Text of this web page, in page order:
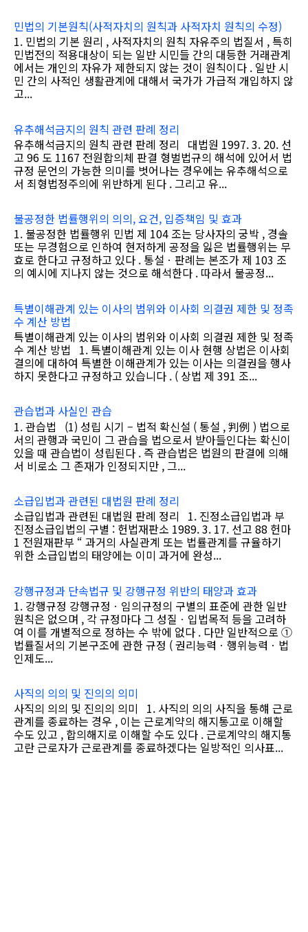
민법의 기본원칙(사적자치의 원칙과 사적자치 원칙의 수정)
1. 민법의 기본 원리 , 사적자치의 원칙 자유주의 법질서 , 특히
민법전의 적용대상이 되는 일반 시민들 간의 대등한 거래관계
에서는 개인의 자유가 제한되지 않는 것이 원칙이다 . 일반 시
민 간의 사적인 생활관계에 대해서 국가가 가급적 개입하지 않
고...
유추해석금지의 원칙 관련 판례 정리
유추해석금지의 원칙 관련 판례 정리 대법원 1997. 3. 20. 선
고 96 도 1167 전원합의체 판결 형벌법규의 해석에 있어서 법
규정 문언의 가능한 의미를 벗어나는 경우에는 유추해석으로
서 죄형법정주의에 위반하게 된다 . 그리고 유...
불공정한 법률행위의 의의, 요건, 입증책임 및 효과
1. 불공정한 법률행위 민법 제 104 조는 당사자의 궁박 , 경솔
또는 무경험으로 인하여 현저하게 공정을 잃은 법률행위는 무
효로 한다고 규정하고 있다 . 통설ㆍ판례는 본조가 제 103 조
의 예시에 지나지 않는 것으로 해석한다 . 따라서 불공정...
특별이해관계 있는 이사의 범위와 이사회 의결권 제한 및 정족
수 계산 방법
특별이해관계 있는 이사의 범위와 이사회 의결권 제한 및 정족
수 계산 방법 1. 특별이해관계 있는 이사 현행 상법은 이사회
결의에 대하여 특별한 이해관계가 있는 이사는 의결권을 행사
하지 못한다고 규정하고 있습니다 . ( 상법 제 391 조...
관습법과 사실인 관습
1. 관습법 (1) 성립 시기 – 법적 확신설 ( 통설 , 判例 ) 법으로
서의 관행과 국민이 그 관습을 법으로서 받아들인다는 확신이
있을 때 관습법이 성립된다 . 즉 관습법은 법원의 판결에 의해
서 비로소 그 존재가 인정되지만 , 그...
소급입법과 관련된 대법원 판례 정리
소급입법과 관련된 대법원 판례 정리 1. 진정소급입법과 부
진정소급입법의 구별 : 헌법재판소 1989. 3. 17. 선고 88 헌마
1 전원재판부 “ 과거의 사실관계 또는 법률관계를 규율하기
위한 소급입법의 태양에는 이미 과거에 완성...
강행규정과 단속법규 및 강행규정 위반의 태양과 효과
1. 강행규정 강행규정ㆍ임의규정의 구별의 표준에 관한 일반
원칙은 없으며 , 각 규정마다 그 성질ㆍ입법목적 등을 고려하
여 이를 개별적으로 정하는 수 밖에 없다 . 다만 일반적으로 ①
법률질서의 기본구조에 관한 규정 ( 권리능력ㆍ행위능력ㆍ법
인제도...
사직의 의의 및 진의의 의미
사직의 의의 및 진의의 의미 1. 사직의 의의 사직을 통햬 근로
관계를 종료하는 경우 , 이는 근로계약의 해지통고로 이해할
수도 있고 , 합의해지로 이해할 수도 있다 . 근로계약의 해지통
고란 근로자가 근로관계를 종료하겠다는 일방적인 의사표...